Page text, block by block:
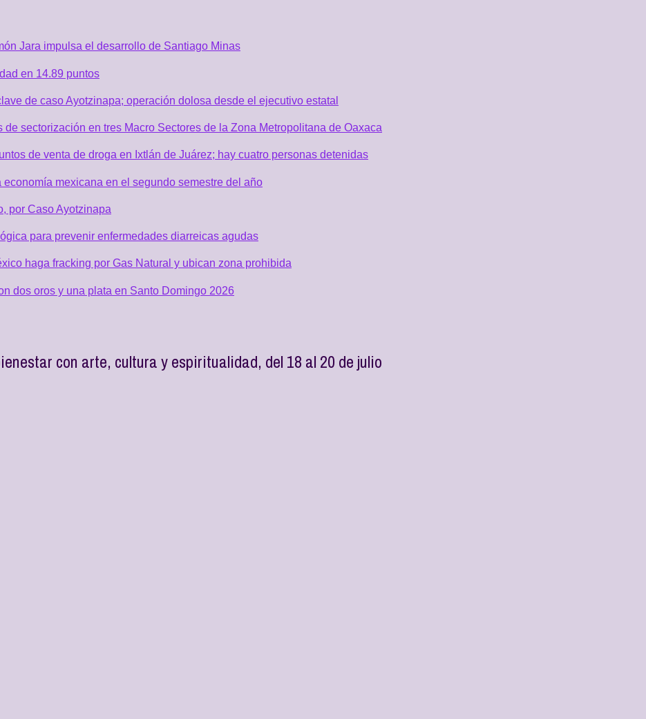
Jara impulsa el desarrollo de Santiago Minas
en 14.89 puntos
de caso Ayotzinapa; operación dolosa desde el ejecutivo estatal
sectorización en tres Macro Sectores de la Zona Metropolitana de Oaxaca
de venta de droga en Ixtlán de Juárez; hay cuatro personas detenidas
mexicana en el segundo semestre del año
por Caso Ayotzinapa
para prevenir enfermedades diarreicas agudas
haga fracking por Gas Natural y ubican zona prohibida
dos oros y una plata en Santo Domingo 2026
con arte, cultura y espiritualidad, del 18 al 20 de julio